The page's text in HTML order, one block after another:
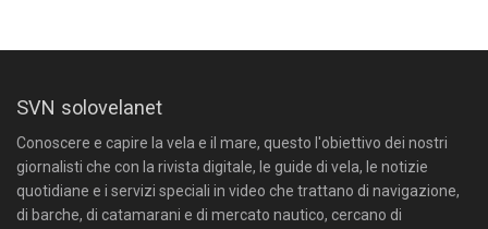
SVN solovelanet
Conoscere e capire la vela e il mare, questo l'obiettivo dei nostri
giornalisti che con la rivista digitale, le guide di vela, le notizie
quotidiane e i servizi speciali in video che trattano di navigazione,
di barche, di catamarani e di mercato nautico, cercano di